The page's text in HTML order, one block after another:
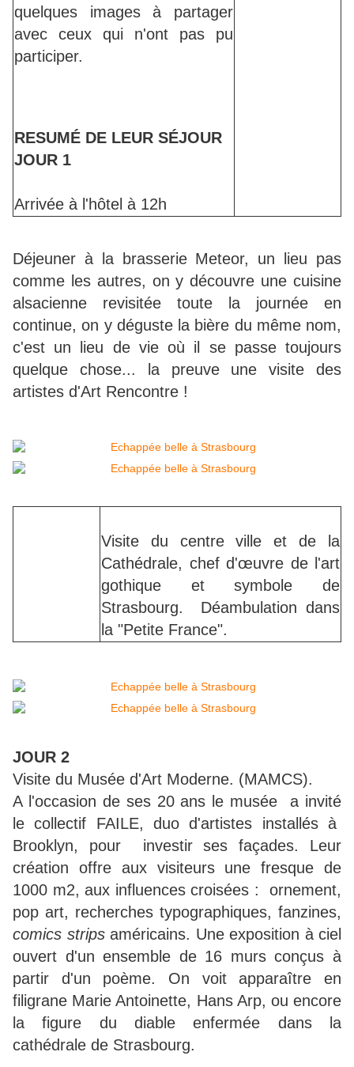
quelques images à partager
avec ceux qui n'ont pas pu
participer.
RESUMÉ DE LEUR SÉJOUR
JOUR 1
Arrivée à l'hôtel à 12h
Déjeuner à la brasserie Meteor, un lieu pas
comme les autres, on y découvre une cuisine
alsacienne revisitée toute la journée en
continue, on y déguste la bière du même nom,
c'est un lieu de vie où il se passe toujours
quelque chose... la preuve une visite des
artistes d'Art Rencontre !
Visite du centre ville et de la
Cathédrale, chef d'œuvre de l'art
gothique et symbole de
Strasbourg. Déambulation dans
la "Petite France".
JOUR 2
Visite du Musée d'Art Moderne. (MAMCS).
A l'occasion de ses 20 ans le musée a invité
le collectif FAILE, duo d'artistes installés à
Brooklyn, pour investir ses façades. Leur
création offre aux visiteurs une fresque de
1000 m2, aux influences croisées : ornement,
pop art, recherches typographiques, fanzines,
comics stripsaméricains. Une exposition à ciel
ouvert d'un ensemble de 16 murs conçus à
partir d'un poème. On voit apparaître en
filigrane Marie Antoinette, Hans Arp, ou encore
la figure du diable enfermée dans la
cathédrale de Strasbourg.